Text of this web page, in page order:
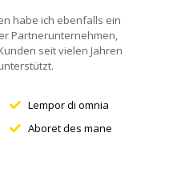
habe ich ebenfalls ein
Partnerunternehmen,
seit vielen Jahren
Lempor di omnia
Aboret des mane